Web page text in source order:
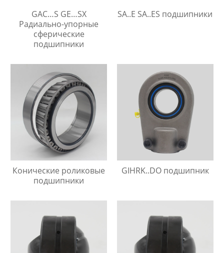
GAC…S GE…SX
Радиально-упорные
сферические
подшипники
SA..E SA..ES подшипники
Конические роликовые
подшипники
GIHRK..DO подшипник